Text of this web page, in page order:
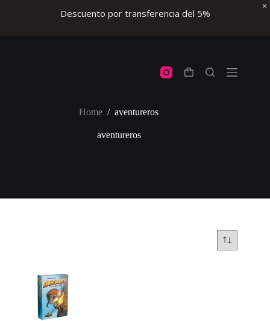
Descuento por transferencia del 5%
Shopping
Home / aventureros
aventureros